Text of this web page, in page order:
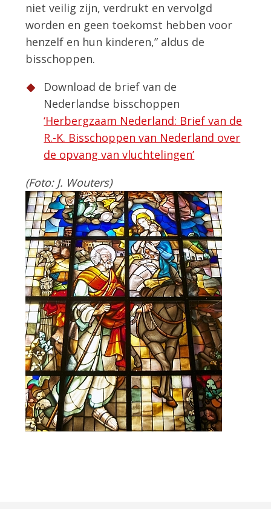
niet veilig zijn, verdrukt en vervolgd
worden en geen toekomst hebben voor
henzelf en hun kinderen,” aldus de
bisschoppen.
Download de brief van de
Nederlandse bisschoppen
‘Herbergzaam Nederland: Brief van de
R.-K. Bisschoppen van Nederland over
de opvang van vluchtelingen’
(Foto: J. Wouters)